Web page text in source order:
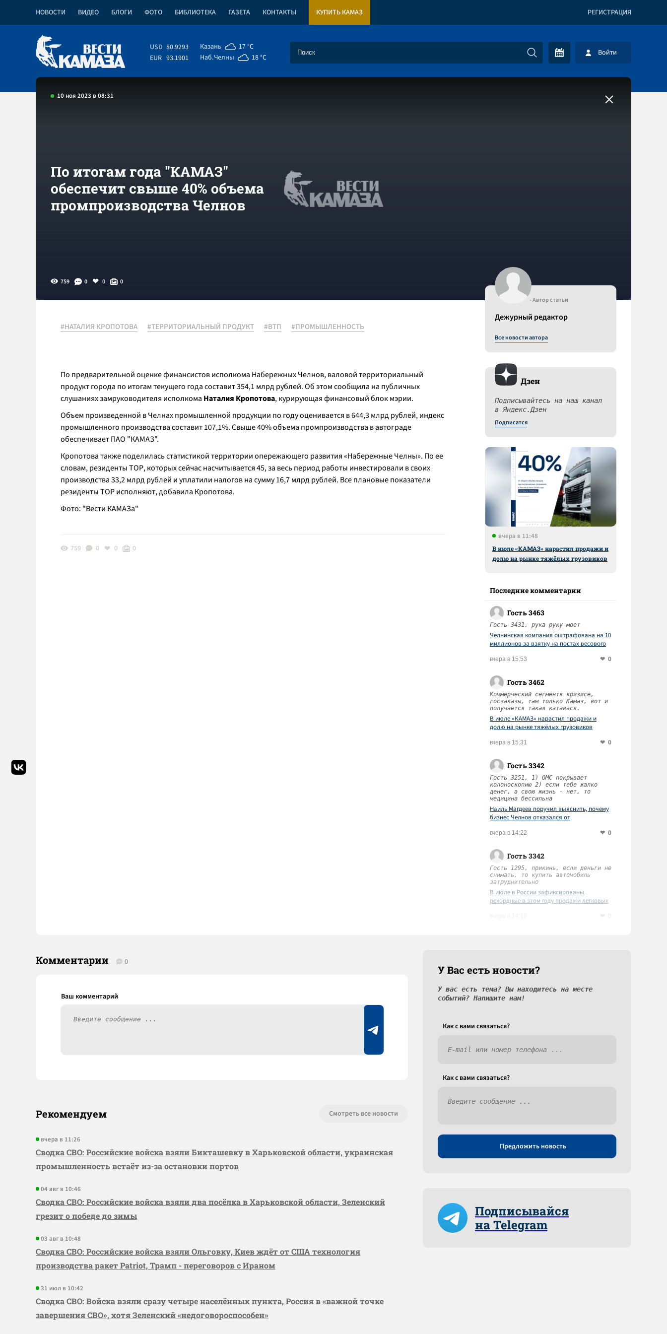
НОВОСТИ ВИДЕО БЛОГИ ФОТО БИБЛИОТЕКА ГАЗЕТА КОНТАКТЫ КУПИТЬ КАМАЗ РЕГИСТРАЦИЯ
USD 80.9293
EUR 93.1901
Казань
17 °C
Наб.Челны
18 °C Войти
10 ноя 2023 в 08:31
По итогам года "КАМАЗ"
обеспечит свыше 40% объема
промпроизводства Челнов
759 0 0 0
#НАТАЛИЯ КРОПОТОВА #ТЕРРИТОРИАЛЬНЫЙ ПРОДУКТ #ВТП #ПРОМЫШЛЕННОСТЬ
По предварительной оценке финансистов исполкома Набережных Челнов, валовой территориальный
продукт города по итогам текущего года составит 354,1 млрд рублей. Об этом сообщила на публичных
слушаниях замруководителя исполкома Наталия Кропотова, курирующая финансовый блок мэрии.
Объем произведенной в Челнах промышленной продукции по году оценивается в 644,3 млрд рублей, индекс
промышленного производства составит 107,1%. Свыше 40% объема промпроизводства в автограде
обеспечивает ПАО "КАМАЗ".
Кропотова также поделилась статистикой территории опережающего развития «Набережные Челны». По ее
словам, резиденты ТОР, которых сейчас насчитывается 45, за весь период работы инвестировали в своих
производства 33,2 млрд рублей и уплатили налогов на сумму 16,7 млрд рублей. Все плановые показатели
резиденты ТОР исполняют, добавила Кропотова.
Фото: "Вести КАМАЗа"
759 0 0 0
- Автор статьи
Дежурный редактор
Все новости автора
Дзен
Подписывайтесь на наш канал
в Яндекс.Дзен
Подписатся
вчера в 11:48
В июле «КАМАЗ» нарастил продажи и
долю на рынке тяжёлых грузовиков
Последние комментарии
Гость 3463
Гость 3431, рука руку моет
Челнинская компания оштрафована на 10
миллионов за взятку на постах весового
вчера в 15:53 0
Гость 3462
Коммерческий сегментв кризисе,
госзаказы, там только Камаз, вот и
получается такая катавася.
В июле «КАМАЗ» нарастил продажи и
долю на рынке тяжёлых грузовиков
вчера в 15:31 0
Гость 3342
Гость 3251, 1) ОМС покрывает
колоноскопию 2) если тебе жалко
денег, а свою жизнь - нет, то
медицина бессильна
Наиль Магдеев поручил выяснить, почему
бизнес Челнов отказался от
вчера в 14:22 0
Гость 3342
Гость 1295, прикинь, если деньги не
снимать, то купить автомобиль
затруднительно
В июле в России зафиксированы
рекордные в этом году продажи легковых
Комментарии 0
Рекомендуем Смотреть все новости
вчера в 11:26
Сводка СВО: Российские войска взяли Бикташевку в Харьковской области, украинская
промышленность встаёт из-за остановки портов
04 авг в 10:46
Сводка СВО: Российские войска взяли два посёлка в Харьковской области, Зеленский
грезит о победе до зимы
03 авг в 10:48
Сводка СВО: Российские войска взяли Ольговку, Киев ждёт от США технология
производства ракет Patriot, Трамп - переговоров с Ираном
31 июл в 10:42
Сводка СВО: Войска взяли сразу четыре населённых пункта, Россия в «важной точке
завершения СВО», хотя Зеленский «недоговороспособен»
У Вас есть новости?
У вас есть тема? Вы находитесь на месте
событий? Напишите нам!
Как c вами связаться?
Как c вами связаться?
Предложить новость
Подписывайся
на Telegram